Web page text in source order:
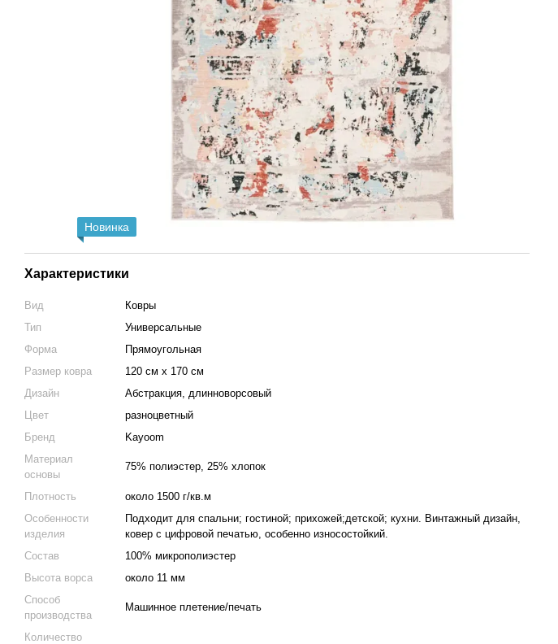
Новинка
Характеристики
Вид
Ковры
Тип
Универсальные
Форма
Прямоугольная
Размер ковра
120 см x 170 см
Дизайн
Абстракция, длинноворсовый
Цвет
разноцветный
Бренд
Kayoom
Материал
основы
75% полиэстер, 25% хлопок
Плотность
около 1500 г/кв.м
Особенности
изделия
Подходит для спальни; гостиной; прихожей;детской; кухни. Винтажный дизайн,
ковер с цифровой печатью, особенно износостойкий.
Состав
100% микрополиэстер
Высота ворса
около 11 мм
Способ
производства
Машинное плетение/печать
Количество